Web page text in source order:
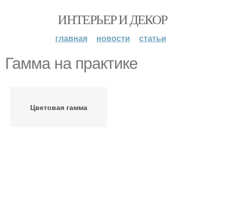
ИНТЕРЬЕР И ДЕКОР
главная новости статьи
Гамма на практике
Цветовая гамма